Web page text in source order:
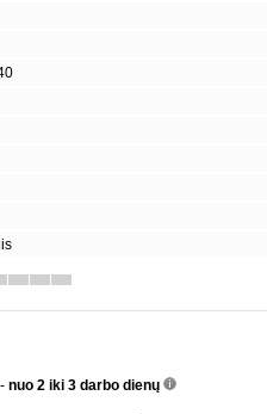
nuo 2 iki 3 darbo dienų